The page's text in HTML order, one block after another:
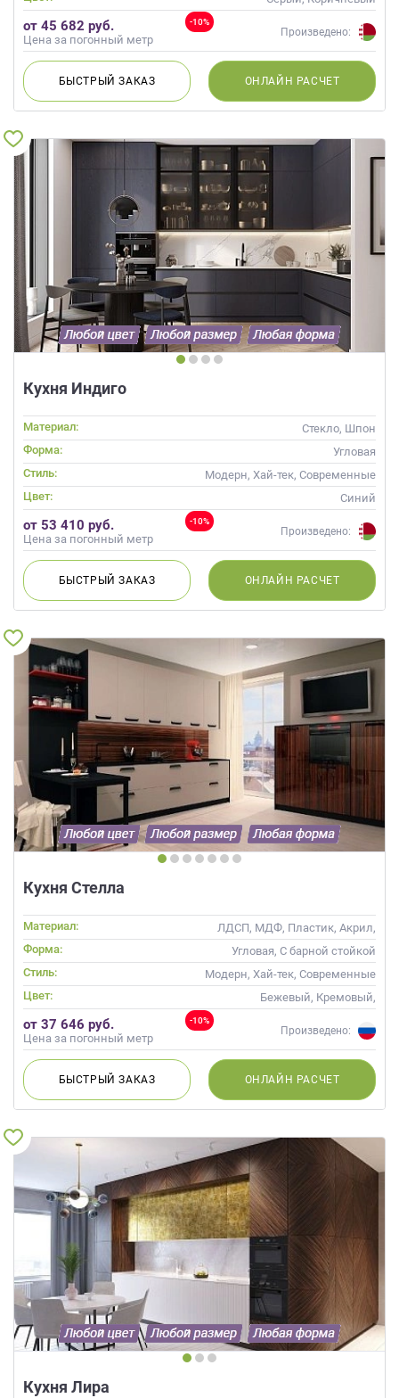
-10%
от 45 682 руб.
Цена за погонный метр
Произведено:
БЫСТРЫЙЗАКАЗ ОНЛАЙН РАСЧЕТ
Кухня Индиго
Материал:
Стекло, Шпон
Форма:
Угловая
Стиль:
Модерн, Хай-тек, Современные
Цвет:
Синий
-10%
от 53 410 руб.
Цена за погонный метр
Произведено:
БЫСТРЫЙЗАКАЗ ОНЛАЙН РАСЧЕТ
Кухня Стелла
Материал:
ЛДСП, МДФ, Пластик, Акрил,
Alvic / УФ лак
Форма:
Угловая, С барной стойкой
Стиль:
Модерн, Хай-тек, Современные
Цвет:
Бежевый, Кремовый,
Коричневый, Капучино
-10%
от 37 646 руб.
Цена за погонный метр
Произведено:
БЫСТРЫЙЗАКАЗ ОНЛАЙН РАСЧЕТ
Кухня Лира